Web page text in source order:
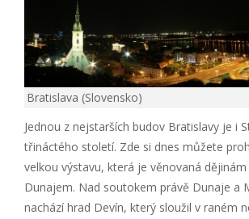
Bratislava (Slovensko)
Jednou z nejstarších budov Bratislavy je i
třináctého století. Zde si dnes můžete
velkou výstavu, která je věnovaná
Dunajem. Nad soutokem právě Dunaje a
nachází hrad Devín, který sloužil v raném